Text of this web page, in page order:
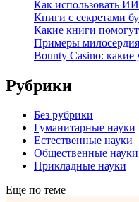
Как использовать
Книги с секретами
Какие книги помогут
Примеры милосердия
Bounty Casino:
Рубрики
Без рубрики
Гуманитарные науки
Естественные науки
Общественные науки
Прикладные науки
Еще по теме